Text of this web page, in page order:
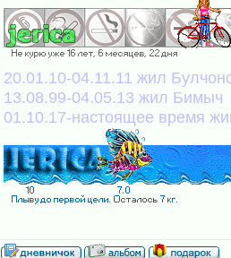
20.01.10-04.11.11 жил
13.08.99-04.05.13 жил Бимыч
01.10.17-настоящее время